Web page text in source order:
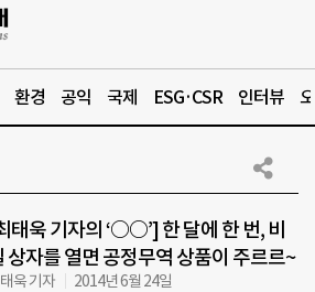
환경 공익 국제 ESG·CSR 인터뷰
태욱 기자의 ‘○○’] 한 달에 한 번, 비
상자를 열면 공정무역 상품이 주르르~
욱 기자 2014년 6월 24일